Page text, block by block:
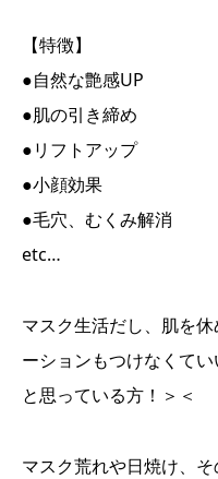
【特徴】
●自然な艶感UP
●肌の引き締め
●リフトアップ
●小顔効果
●毛穴、むくみ解消
etc…
マスク生活だし、肌を
ーションもつけなくて
と思っている方！＞＜
マスク荒れや日焼け、